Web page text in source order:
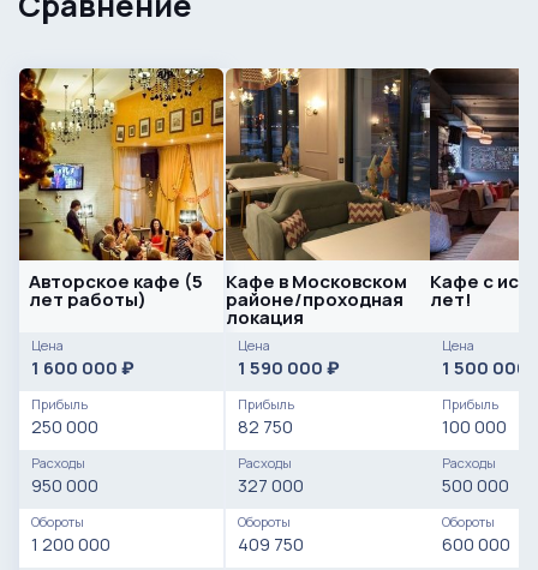
Авторское кафе (5
лет работы)
Цена
1 600 000 ₽
Прибыль
250 000
Расходы
950 000
Обороты
1 200 000
Кафе в Московском
районе/проходная
локация
Цена
1 590 000 ₽
Прибыль
82 750
Расходы
327 000
Обороты
409 750
Кафе с
лет!
Цена
1 500 000
Прибыль
100 000
Расходы
500 000
Обороты
600 000